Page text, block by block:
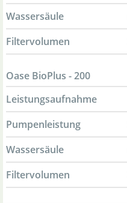
Wassersäule
Filtervolumen
Oase BioPlus - 200
Leistungsaufnahme
Pumpenleistung
Wassersäule
Filtervolumen